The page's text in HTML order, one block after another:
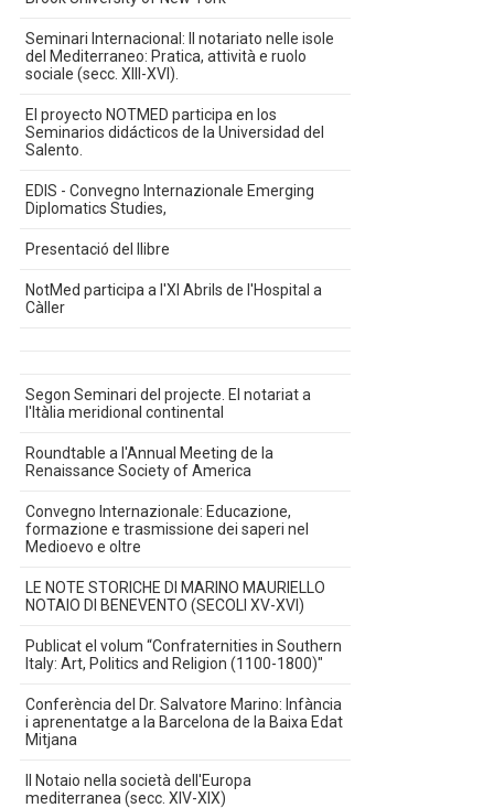
Seminari Internacional: Il notariato nelle isole
del Mediterraneo: Pratica, attività e ruolo
sociale (secc. XIII-XVI).
El proyecto NOTMED participa en los
Seminarios didácticos de la Universidad del
Salento.
EDIS - Convegno Internazionale Emerging
Diplomatics Studies,
Presentació del llibre
NotMed participa a l'XI Abrils de l'Hospital a
Càller
Segon Seminari del projecte. El notariat a
l'Itàlia meridional continental
Roundtable a l'Annual Meeting de la
Renaissance Society of America
Convegno Internazionale: Educazione,
formazione e trasmissione dei saperi nel
Medioevo e oltre
LE NOTE STORICHE DI MARINO MAURIELLO
NOTAIO DI BENEVENTO (SECOLI XV-XVI)
Publicat el volum “Confraternities in Southern
Italy: Art, Politics and Religion (1100-1800)"
Conferència del Dr. Salvatore Marino: Infància
i aprenentatge a la Barcelona de la Baixa Edat
Mitjana
Il Notaio nella società dell'Europa
mediterranea (secc. XIV-XIX)